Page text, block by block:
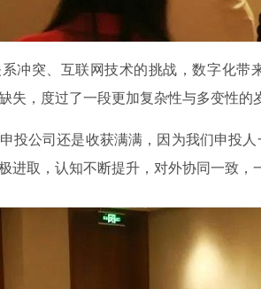
冲突、互联网技术的挑战，数字化
失，度过了一段更加复杂性与多变性的
投公司还是收获满满，因为我们申投
进取，认知不断提升，对外协同一致，